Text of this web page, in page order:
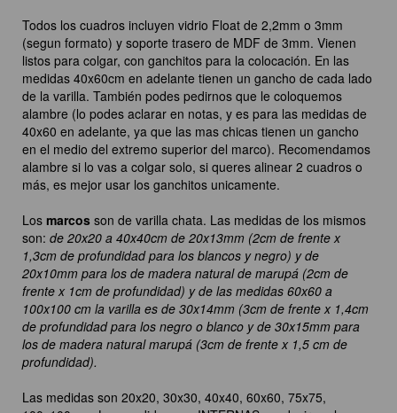
Todos los cuadros incluyen vidrio Float de 2,2mm o 3mm
(segun formato) y soporte trasero de MDF de 3mm. Vienen
listos para colgar, con ganchitos para la colocación. En las
medidas 40x60cm en adelante tienen un gancho de cada lado
de la varilla. También podes pedirnos que le coloquemos
alambre (lo podes aclarar en notas, y es para las medidas de
40x60 en adelante, ya que las mas chicas tienen un gancho
en el medio del extremo superior del marco). Recomendamos
alambre si lo vas a colgar solo, si queres alinear 2 cuadros o
más, es mejor usar los ganchitos unicamente.
Los marcos son de varilla chata. Las medidas de los mismos
son: de 20x20 a 40x40cm de 20x13mm (2cm de frente x
1,3cm de profundidad para los blancos y negro) y de
20x10mm para los de madera natural de marupá (2cm de
frente x 1cm de profundidad) y de las medidas 60x60 a
100x100 cm la varilla es de 30x14mm (3cm de frente x 1,4cm
de profundidad para los negro o blanco y de 30x15mm para
los de madera natural marupá (3cm de frente x 1,5 cm de
profundidad).
Las medidas son 20x20, 30x30, 40x40, 60x60, 75x75,